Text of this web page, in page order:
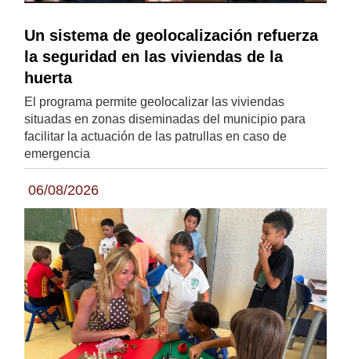
Un sistema de geolocalización refuerza
la seguridad en las viviendas de la
huerta
El programa permite geolocalizar las viviendas
situadas en zonas diseminadas del municipio para
facilitar la actuación de las patrullas en caso de
emergencia
06/08/2026